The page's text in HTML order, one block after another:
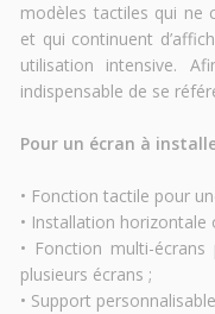
modèles tactiles qui ne
et qui continuent
utilisation intensive.
indispensable de se
Pour un écran à
• Fonction tactile pour
• Installation horizontale
• Fonction multi-
plusieurs écrans ;
• Support